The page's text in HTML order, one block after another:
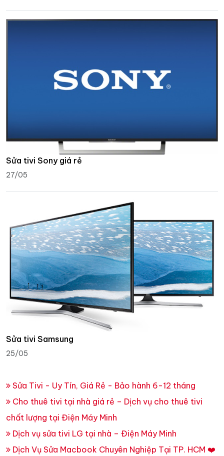
Sửa tivi Sony giá rẻ
27/05
Sửa tivi Samsung
25/05
Sửa Tivi - Uy Tín, Giá Rẻ - Bảo hành 6-12 tháng
Cho thuê tivi tại nhà giá rẻ – Dịch vụ cho thuê tivi
chất lượng tại Điện Máy Minh
Dịch vụ sửa tivi LG tại nhà – Điện Máy Minh
Dịch Vụ Sửa Macbook Chuyên Nghiệp Tại TP. HCM ❤️